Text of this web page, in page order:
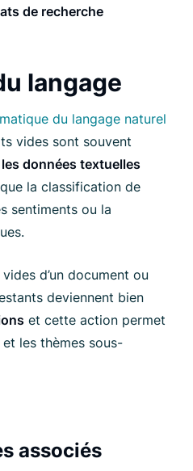
de recherche
langage
du langage naturel
vides sont souvent
données textuelles
la classification de
sentiments ou la
d’un document ou
deviennent bien
et cette action permet
les thèmes sous-
associés